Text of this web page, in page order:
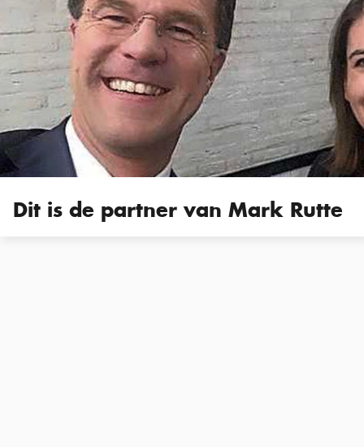
Dit is de partner van Mark Rutte